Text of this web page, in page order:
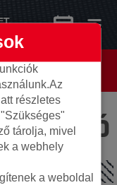
részletes
tárolja, mivel
a webhely
a weboldal